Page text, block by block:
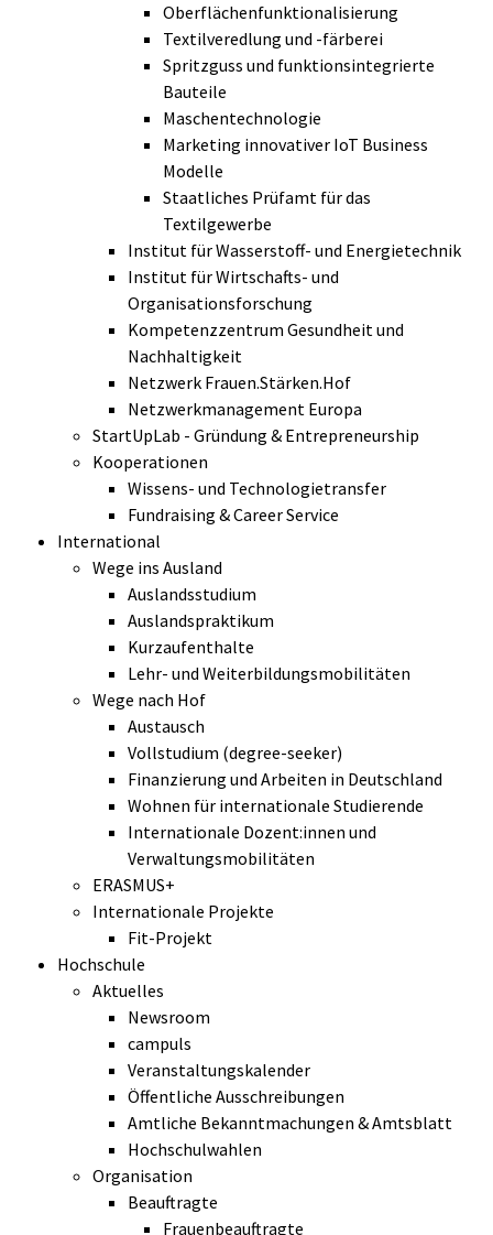
Oberflächenfunktionalisierung
Textilveredlung und -färberei
Spritzguss und funktionsintegrierte
Bauteile
Maschentechnologie
Marketing innovativer IoT Business
Modelle
Staatliches Prüfamt für das
Textilgewerbe
Institut für Wasserstoff- und Energietechnik
Institut für Wirtschafts- und
Organisationsforschung
Kompetenzzentrum Gesundheit und
Nachhaltigkeit
Netzwerk Frauen.Stärken.Hof
Netzwerkmanagement Europa
StartUpLab - Gründung & Entrepreneurship
Kooperationen
Wissens- und Technologietransfer
Fundraising & Career Service
International
Wege ins Ausland
Auslandsstudium
Auslandspraktikum
Kurzaufenthalte
Lehr- und Weiterbildungsmobilitäten
Wege nach Hof
Austausch
Vollstudium (degree-seeker)
Finanzierung und Arbeiten in Deutschland
Wohnen für internationale Studierende
Internationale Dozent:innen und
Verwaltungsmobilitäten
ERASMUS+
Internationale Projekte
Fit-Projekt
Hochschule
Aktuelles
Newsroom
campuls
Veranstaltungskalender
Öffentliche Ausschreibungen
Amtliche Bekanntmachungen & Amtsblatt
Hochschulwahlen
Organisation
Beauftragte
Frauenbeauftragte